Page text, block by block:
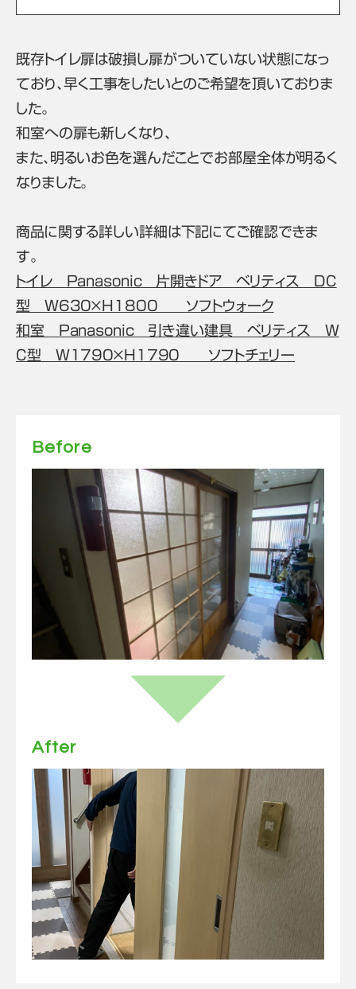
既存トイレ扉は破損し扉がついていない状態になっ
ており、早く工事をしたいとのご希望を頂いておりま
した。
和室への扉も新しくなり、
また、明るいお色を選んだことでお部屋全体が明るく
なりました。
商品に関する詳しい詳細は下記にてご確認できま
す。
トイレ Panasonic 片開きドア ベリティス DC
型 W630×H1800 ソフトウォーク
和室 Panasonic 引き違い建具 ベリティス W
C型 W1790×H1790 ソフトチェリー
Before
After